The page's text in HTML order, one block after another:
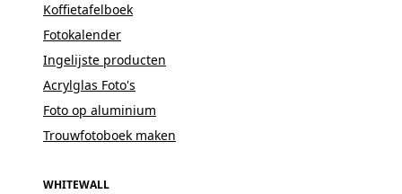
Koffietafelboek
Fotokalender
Ingelijste producten
Acrylglas Foto's
Foto op aluminium
Trouwfotoboek maken
WHITEWALL